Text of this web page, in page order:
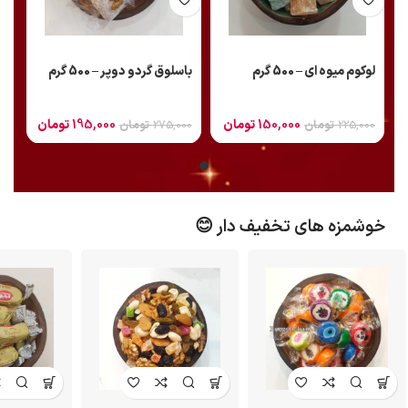
لوکوم میوه ای – 500 گرم
225,000 تومان 150,000تومان
باسلوق گردو دوپر – 500 گرم
275,000 تومان 195,000تومان
خوشمزه های تخفیف دار 😊